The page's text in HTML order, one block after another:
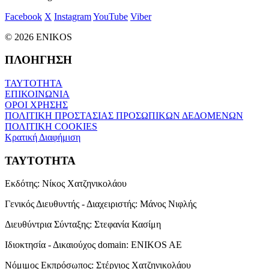
Facebook X InstagramYouTube Viber
© 2026 ENIKOS
ΠΛΟΗΓΗΣΗ
ΤΑΥΤΟΤΗΤΑ
ΕΠΙΚΟΙΝΩΝΙΑ
ΟΡΟΙ ΧΡΗΣΗΣ
ΠΟΛΙΤΙΚΗ ΠΡΟΣΤΑΣΙΑΣ ΠΡΟΣΩΠΙΚΩΝ ΔΕΔΟΜΕΝΩΝ
ΠΟΛΙΤΙΚΗ COOKIES
Κρατική Διαφήμιση
ΤΑΥΤΟΤΗΤΑ
Εκδότης: Νίκος Χατζηνικολάου
Γενικός Διευθυντής - Διαχειριστής: Μάνος Νιφλής
Διευθύντρια Σύνταξης: Στεφανία Κασίμη
Ιδιοκτησία - Δικαιούχος domain: ENIKOS AE
Νόμιμος Εκπρόσωπος: Στέργιος Χατζηνικολάου